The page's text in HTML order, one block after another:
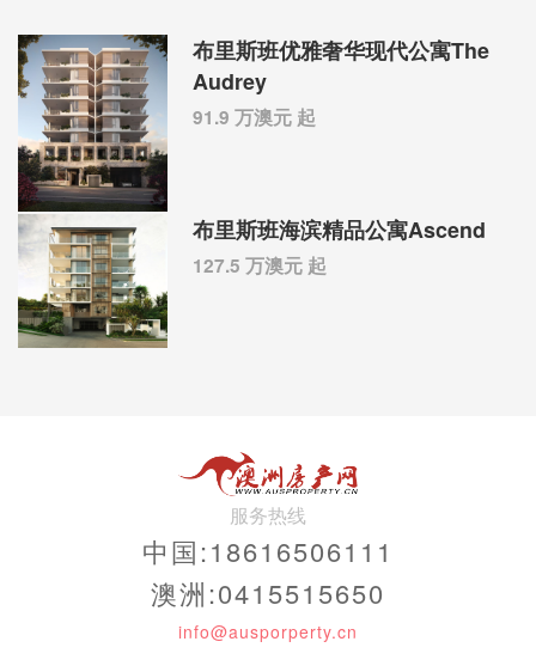
布里斯班优雅奢华现代公寓The
Audrey
91.9 万澳元 起
布里斯班海滨精品公寓Ascend
127.5 万澳元 起
服务热线
中国:18616506111
澳洲:0415515650
info@ausporperty.cn